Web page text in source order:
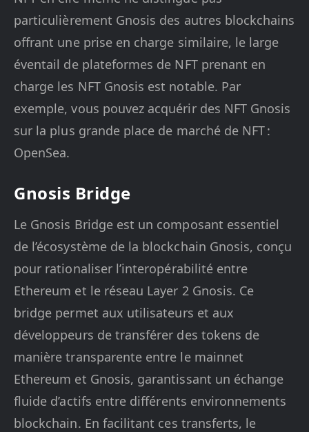
particulièrement Gnosis des autres blockchains
offrant une prise en charge similaire, le large
éventail de plateformes de NFT prenant en
charge les NFT Gnosis est notable. Par
exemple, vous pouvez acquérir des NFT Gnosis
sur la plus grande place de marché de NFT :
OpenSea.
Gnosis Bridge
Le Gnosis Bridge est un composant essentiel
de l’écosystème de la blockchain Gnosis, conçu
pour rationaliser l’interopérabilité entre
Ethereum et le réseau Layer 2 Gnosis. Ce
bridge permet aux utilisateurs et aux
développeurs de transférer des tokens de
manière transparente entre le mainnet
Ethereum et Gnosis, garantissant un échange
fluide d’actifs entre différents environnements
blockchain. En facilitant ces transferts, le